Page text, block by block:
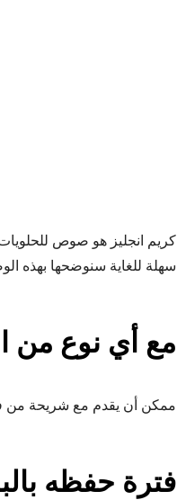
كريم انجليز هو صوص
سهلة للغاية سنوضحها بهذه
مع أي نوع من
ممكن أن يقدم مع شريحة من
فترة حفظه